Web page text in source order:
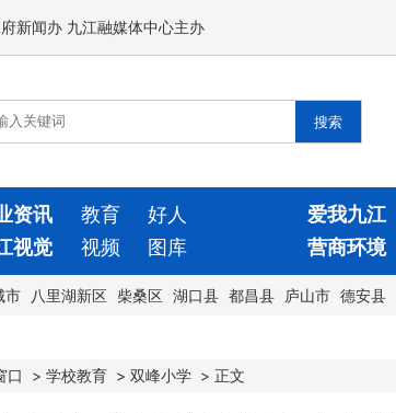
新闻办 九江融媒体中心主办
资讯 教育 好人 爱我九江
视觉 视频 图库 营商环境
市 八里湖新区 柴桑区 湖口县 都昌县 庐山市 德安县
口 > 学校教育 > 双峰小学 > 正文